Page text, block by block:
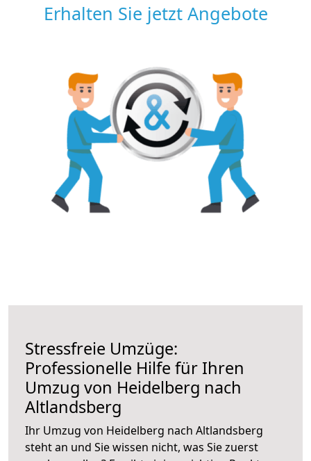
Erhalten Sie jetzt Angebote
Stressfreie Umzüge:
Professionelle Hilfe für Ihren
Umzug von Heidelberg nach
Altlandsberg
Ihr Umzug von Heidelberg nach Altlandsberg
steht an und Sie wissen nicht, was Sie zuerst